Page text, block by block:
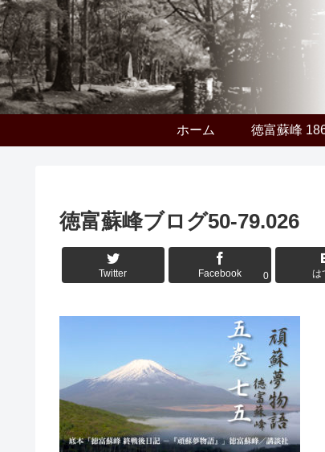
ホーム 徳富蘇峰
徳富蘇峰ブログ50-79.026
Twitter Facebook 0 は